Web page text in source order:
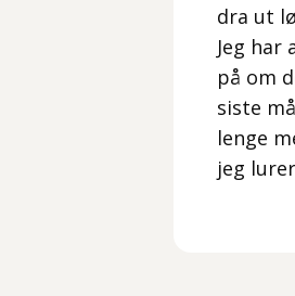
dra ut
Jeg har
på om
siste
lenge
jeg